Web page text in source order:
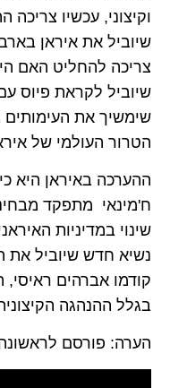
וקיצוני, עכשיו
שיוביל את איראן
צריכה להחליט האם
שיוביל לקראת פיוס
שימשיך את העימותים
הטרור העולמי של
ההערכה באיראן היא
ח'מינאי מתפקד
שינוי במדיניות
נשיא חדש שיוביל את
קודמו אברהים
בגלל ההנהגה
הערה: פורסם